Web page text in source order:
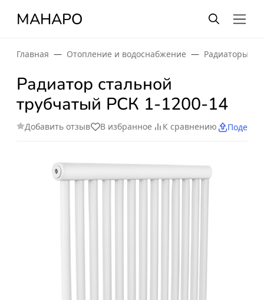
МАНАРО
Главная Отопление и водоснабжение Радиаторы
Радиатор стальной
трубчатый РСК 1-1200-14
Добавить отзыв В избранное К сравнению